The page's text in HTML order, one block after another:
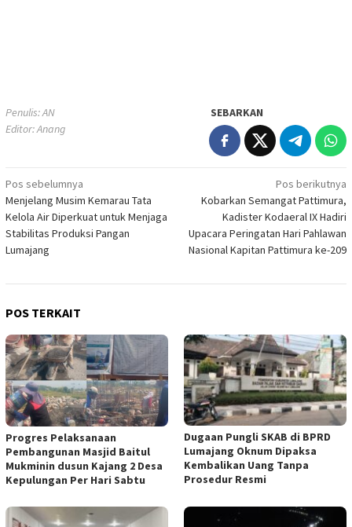
Penulis: AN
Editor: Anang
SEBARKAN
Navigasi
pos
Pos sebelumnya
Menjelang Musim Kemarau Tata
Kelola Air Diperkuat untuk Menjaga
Stabilitas Produksi Pangan
Lumajang
Pos berikutnya
Kobarkan Semangat Pattimura,
Kadister Kodaeral IX Hadiri
Upacara Peringatan Hari Pahlawan
Nasional Kapitan Pattimura ke-209
POS TERKAIT
Progres Pelaksanaan
Pembangunan Masjid Baitul
Mukminin dusun Kajang 2 Desa
Kepulungan Per Hari Sabtu
Dugaan Pungli SKAB di BPRD
Lumajang Oknum Dipaksa
Kembalikan Uang Tanpa
Prosedur Resmi